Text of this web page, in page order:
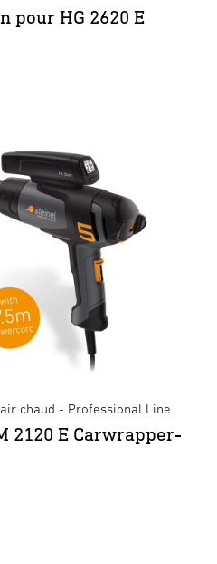
pour HG 2620 E
chaud - Professional Line
2120 E Carwrapper-